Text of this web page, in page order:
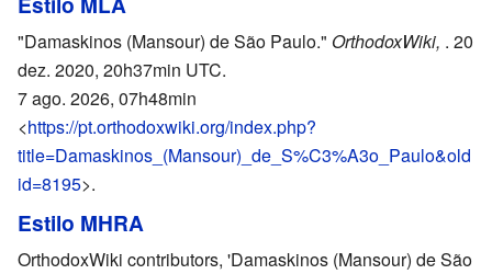
"Damaskinos (Mansour) de São Paulo." OrthodoxWiki, . 20
dez. 2020, 20h37min UTC.
7 ago. 2026, 07h48min
<https://pt.orthodoxwiki.org/index.php?
title=Damaskinos_(Mansour)_de_S%C3%A3o_Paulo&old
id=8195>.
Estilo MHRA
OrthodoxWiki contributors, 'Damaskinos (Mansour) de São